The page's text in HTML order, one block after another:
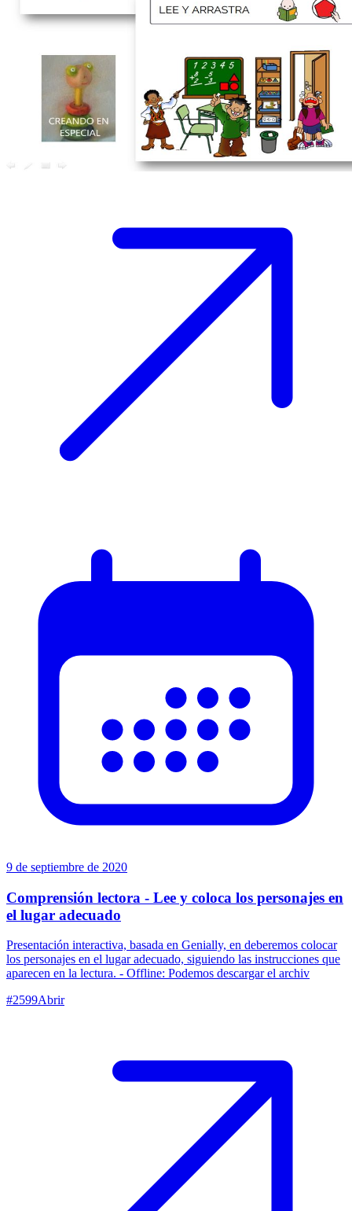
9 de septiembre de 2020
Comprensión lectora - Lee y coloca los personajes en
el lugar adecuado
Presentación interactiva, basada en Genially, en deberemos colocar
los personajes en el lugar adecuado, siguiendo las instrucciones que
aparecen en la lectura. - Offline: Podemos descargar el archiv
#2599Abrir